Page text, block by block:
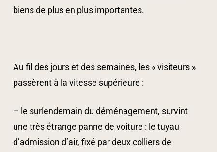
biens de plus en plus importantes.
Au fil des jours et des semaines, les « visiteurs »
passèrent à la vitesse supérieure :
– le surlendemain du déménagement, survint
une très étrange panne de voiture : le tuyau
d’admission d’air, fixé par deux colliers de